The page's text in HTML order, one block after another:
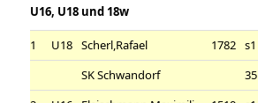
U16, U18 und 18w
1 U18 Scherl,Rafael 1782 s1
SK Schwandorf
35